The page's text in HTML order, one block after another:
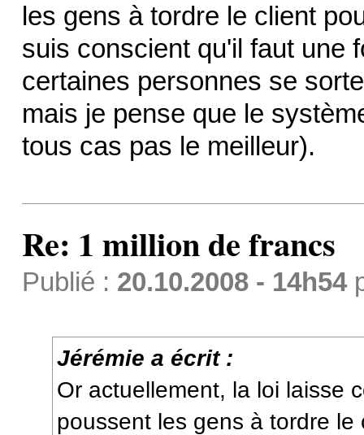
les gens à tordre le client
suis conscient qu'il faut une
certaines personnes se
mais je pense que le
tous cas pas le meilleur).
Re: 1 million de francs
Publié : 20.10.2008 - 14h54
Jérémie a écrit :
Or actuellement, la loi laisse
poussent les gens à tordre